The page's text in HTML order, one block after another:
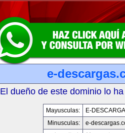
e-
El dueño de este dominio lo
Mayusculas:
E-
Minusculas:
e-